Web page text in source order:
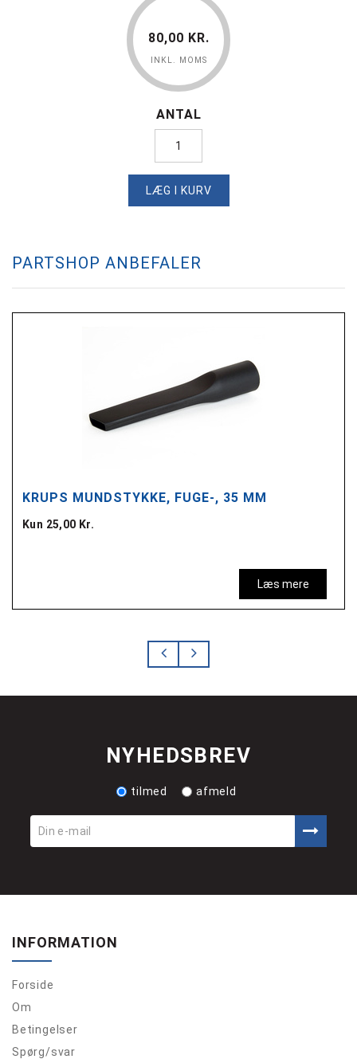
80,00 KR.
INKL. MOMS
ANTAL
LÆG I KURV
PARTSHOP ANBEFALER
KRUPS MUNDSTYKKE, FUGE-, 35 MM
Kun 25,00 Kr.
Læs mere
NYHEDSBREV
tilmed afmeld
INFORMATION
Forside
Om
Betingelser
Spørg/svar